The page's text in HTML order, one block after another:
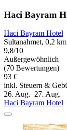
Haci Bayram
Haci Bayram Hotel
Sultanahmet, 0,2
9,8/10
Außergewöhnlich
(70 Bewertungen)
93 €
inkl. Steuern &
26. Aug.–27. Aug.
Haci Bayram Hotel